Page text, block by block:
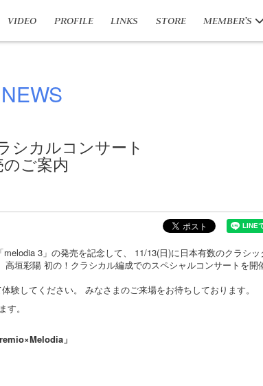
VIDEO PROFILE LINKS STORE MEMBER’S
NEWS
シカルコンサート
のご案内
3」の発売を記念して、 11/13(日)に日本有数のクラシッ
垣彩陽 初の！クラシカル編成でのスペシャルコンサートを開
験してください。 みなさまのご来場をお待ちしております。
。
」